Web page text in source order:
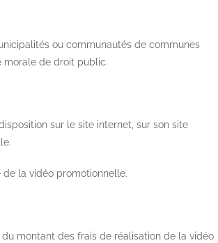
ou communautés de communes
morale de droit public.
sur le site internet , sur son site
de la vidéo promotionnelle.
du montant des frais de réalisation de la vidéo